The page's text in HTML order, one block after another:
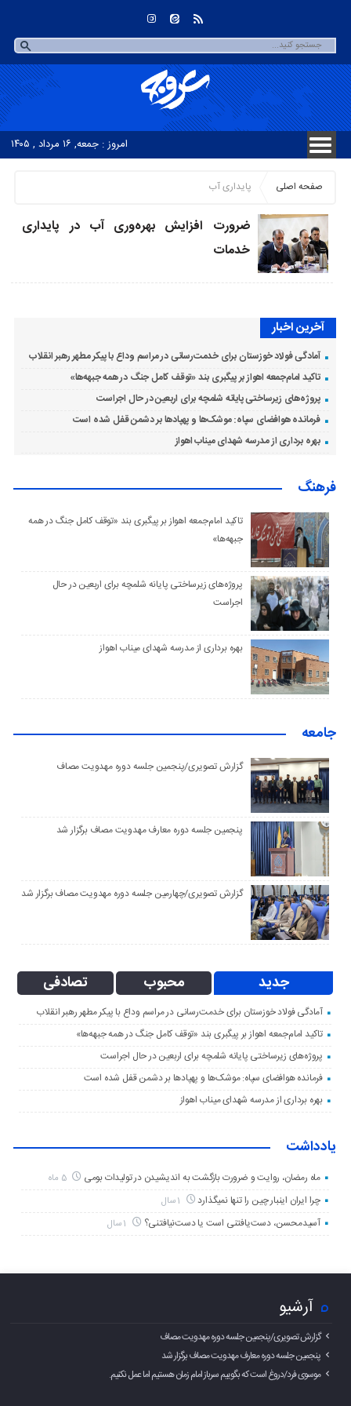
امروز : جمعه, ۱۶ مرداد , ۱۴۰۵
صفحه اصلی پایداری آب
ضرورت افزایش بهره‌وری آب در پایداری
خدمات
آخرین اخبار
آمادگی فولاد خوزستان برای خدمت‌رسانی در مراسم وداع با پیکر مطهر رهبر انقلاب
تاکید امام‌جمعه اهواز بر پیگبری بند «توقف کامل جنگ در همه جبهه‌ها»
پروژه‌های زیرساختی پایانه شلمچه برای اربعین در حال اجراست
فرمانده هوافضای سپاه: موشک‌ها و پهپادها بر دشمن قفل شده است
بهره برداری از مدرسه شهدای میناب اهواز
فرهنگ
تاکید امام‌جمعه اهواز بر پیگبری بند «توقف کامل جنگ در همه
جبهه‌ها»
پروژه‌های زیرساختی پایانه شلمچه برای اربعین در حال
اجراست
بهره برداری از مدرسه شهدای میناب اهواز
جامعه
گزارش تصویری/پنجمین جلسه دوره مهدویت مصاف
پنجمین جلسه دوره معارف مهدویت مصاف برگزار شد
گزارش تصویری/چهارمین جلسه دوره مهدویت مصاف برگزار شد
جدید محبوب تصادفی
آمادگی فولاد خوزستان برای خدمت‌رسانی در مراسم وداع با پیکر مطهر رهبر انقلاب
تاکید امام‌جمعه اهواز بر پیگبری بند «توقف کامل جنگ در همه جبهه‌ها»
پروژه‌های زیرساختی پایانه شلمچه برای اربعین در حال اجراست
فرمانده هوافضای سپاه: موشک‌ها و پهپادها بر دشمن قفل شده است
بهره برداری از مدرسه شهدای میناب اهواز
یادداشت
ماه رمضان، روایت و ضرورت بازگشت به اندیشیدن در تولیدات بومی 5 ماه
چرا ایران اینبار چین را تنها نمیگذارد
آسیدمحسن، دست‌یافتنی است یا دست‌نیافتنی؟
آرشیو
گزارش تصویری/پنجمین جلسه دوره مهدویت مصاف
پنجمین جلسه دوره معارف مهدویت مصاف برگزار شد
موسوی فرد/دروغ است که بگوییم سرباز امام زمان هستیم اما عمل نکنیم.